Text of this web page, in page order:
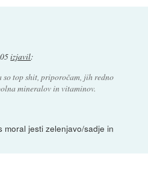
izjavil:
so top shit, priporočam, jih redno
mineralov in vitaminov.
moral jesti zelenjavo/sadje in